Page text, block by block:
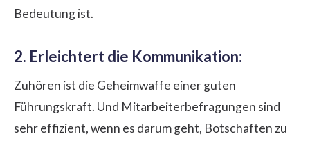
Bedeutung ist.
2. Erleichtert die Kommunikation:
Zuhören ist die Geheimwaffe einerguten
Führungskraft. Und Mitarbeiterbefragungen sind
sehr effizient, wenn es darum geht, Botschaften zu